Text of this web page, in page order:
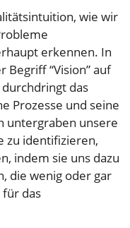
wie wir
erkennen. In
Begriff “Vision” auf
das
Prozesse und seine
untergraben unsere
zu identifizieren,
indem sie uns dazu
die wenig oder gar
das